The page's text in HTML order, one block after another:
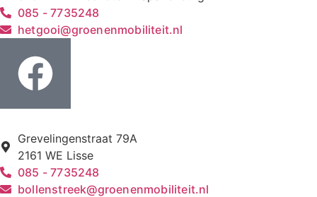
085 - 7735248
hetgooi@groenenmobiliteit.nl
Grevelingenstraat 79A
2161 WE Lisse
085 - 7735248
bollenstreek@groenenmobiliteit.nl